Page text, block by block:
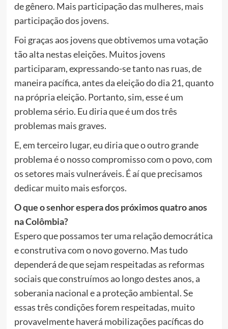
de gênero. Mais participação das mulheres, mais
participação dos jovens.
Foi graças aos jovens que obtivemos uma votação
tão alta nestas eleições. Muitos jovens
participaram, expressando-se tanto nas ruas, de
maneira pacífica, antes da eleição do dia 21, quanto
na própria eleição. Portanto, sim, esse é um
problema sério. Eu diria que é um dos três
problemas mais graves.
E, em terceiro lugar, eu diria que o outro grande
problema é o nosso compromisso com o povo, com
os setores mais vulneráveis. É aí que precisamos
dedicar muito mais esforços.
O que o senhor espera dos próximos quatro anos
na Colômbia?
Espero que possamos ter uma relação democrática
e construtiva com o novo governo. Mas tudo
dependerá de que sejam respeitadas as reformas
sociais que construímos ao longo destes anos, a
soberania nacional e a proteção ambiental. Se
essas três condições forem respeitadas, muito
provavelmente haverá mobilizações pacíficas do